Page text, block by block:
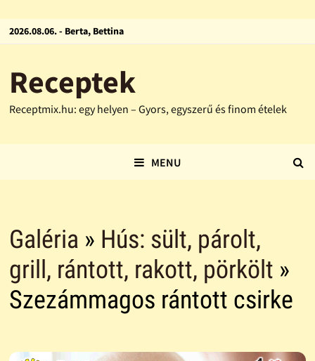
2026.08.06. - Berta, Bettina
Receptek
Receptmix.hu: egy helyen – Gyors, egyszerű és finom ételek
MENU
Galéria » Hús: sült, párolt,
grill, rántott, rakott, pörkölt »
Szezámmagos rántott csirke